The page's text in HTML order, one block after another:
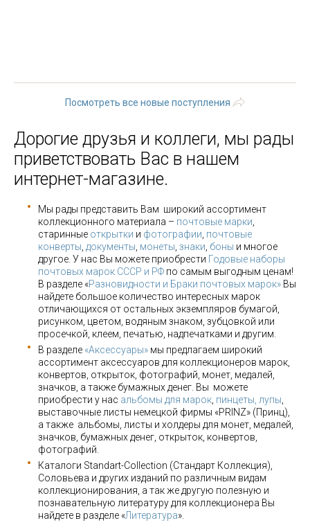
Посмотреть все новые поступления
Дорогие друзья и коллеги, мы рады
приветствовать Вас в нашем
интернет-магазине.
Мы рады представить Вам широкий ассортимент
коллекционного материала – почтовые марки
старинные открытки и фотографии почтовые
конверты документы монеты знаки боны и многое
другое. У нас Вы можете приобрести Годовые наборы
почтовых марок СССР и РФ по самым выгодным ценам!
В разделе «Разновидности и Браки почтовых марок» Вы
найдете большое количество интересных марок
отличающихся от остальных экземпляров бумагой,
рисунком, цветом, водяным знаком, зубцовкой или
просечкой, клеем, печатью, надпечатками и другим.
В разделе «Аксессуары» мы предлагаем широкий
ассортимент аксессуаров для коллекционеров марок,
конвертов, открыток, фотографий, монет, медалей,
значков, а также бумажных денег. Вы можете
приобрести у нас альбомы для марок пинцеты, лупы
выставочные листы немецкой фирмы «PRINZ» (Принц),
а также альбомы, листы и холдеры для монет, медалей,
значков, бумажных денег, открыток, конвертов,
фотографий.
Каталоги Standart-Collection (Стандарт Коллекция),
Соловьева и других изданий по различным видам
коллекционирования, а так же другую полезную и
познавательную литературу для коллекционера Вы
найдете в разделе «Литература».